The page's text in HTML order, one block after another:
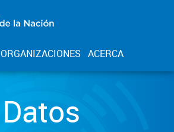
ORGANIZACIONES ACERCA
Datos